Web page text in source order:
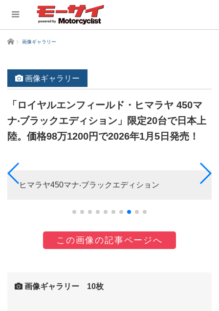
ホーム 画像ギャラリー
画像ギャラリー
「ロイヤルエンフィールド・ヒマラヤ 450マ
ナ‧ブラックエディション」限定20台で日本上
陸。価格98万1200円で2026年1月5日発売！
ヒマラヤ450マナ‧ブラックエディション
この画像の記事ページへ
画像ギャラリー 10枚